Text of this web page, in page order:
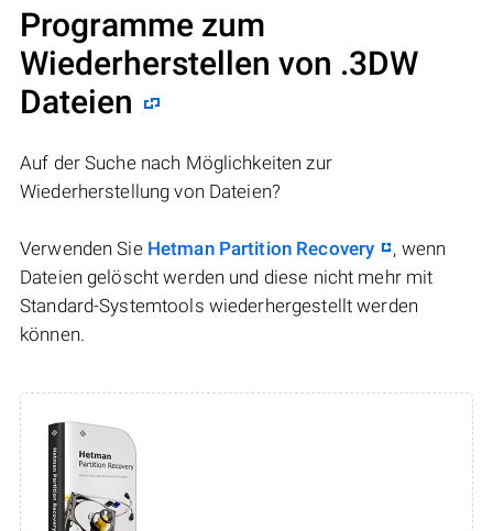
Programme zum
Wiederherstellen von .3DW
Dateien
Auf der Suche nach Möglichkeiten zur
Wiederherstellung von Dateien?
Verwenden Sie Hetman Partition Recovery
, wenn
Dateien gelöscht werden und diese nicht mehr mit
Standard-Systemtools wiederhergestellt werden
können.